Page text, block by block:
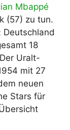
Mbappé
(57) zu tun.
18
Uralt-
mit 27
neuen
Stars für